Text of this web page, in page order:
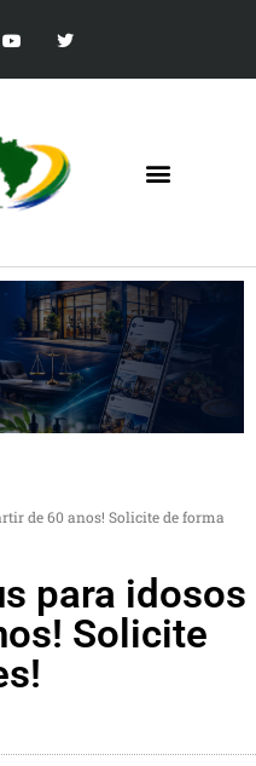
de 60 anos! Solicite de forma
para idosos
Solicite